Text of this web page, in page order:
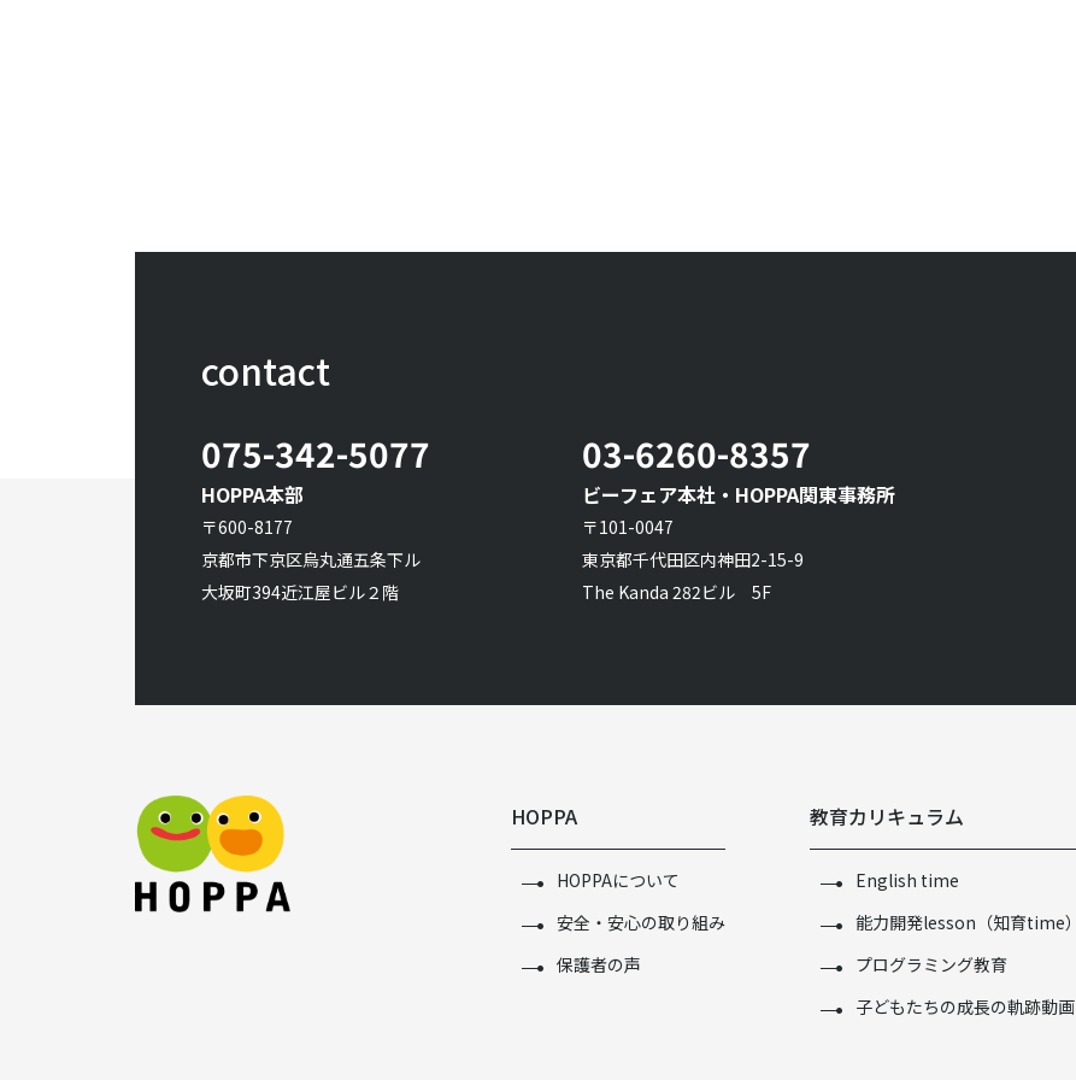
contact
075-342-5077
HOPPA本部
〒600-8177
京都市下京区烏丸通五条下ル
大坂町394近江屋ビル２階
03-6260-8357
ビーフェア本社・HOPPA関東事務所
〒101-0047
東京都千代田区内神田2-15-9
The Kanda 282ビル 5F
HOPPA
HOPPAについて
安全・安心の取り組み
保護者の声
教育カリキュラム
English time
能力開発lesson（知育time）
プログラミング教育
子どもたちの成長の軌跡動画